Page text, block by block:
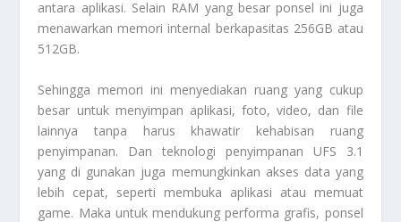
antara aplikasi. Selain RAM yang besar ponsel ini juga
menawarkan memori internal berkapasitas 256GB atau
512GB.
Sehingga memori ini menyediakan ruang yang cukup
besar untuk menyimpan aplikasi, foto, video, dan file
lainnya tanpa harus khawatir kehabisan ruang
penyimpanan. Dan teknologi penyimpanan UFS 3.1
yang di gunakan juga memungkinkan akses data yang
lebih cepat, seperti membuka aplikasi atau memuat
game. Maka untuk mendukung performa grafis, ponsel